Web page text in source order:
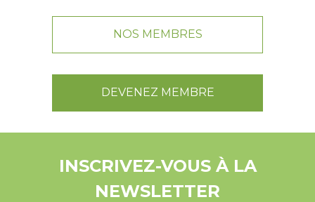
NOS MEMBRES
DEVENEZ MEMBRE
INSCRIVEZ-VOUS À LA
NEWSLETTER